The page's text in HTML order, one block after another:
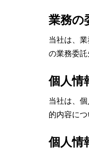
業務の
当社は、
の業務委
個人情
当社は、
的内容に
個人情